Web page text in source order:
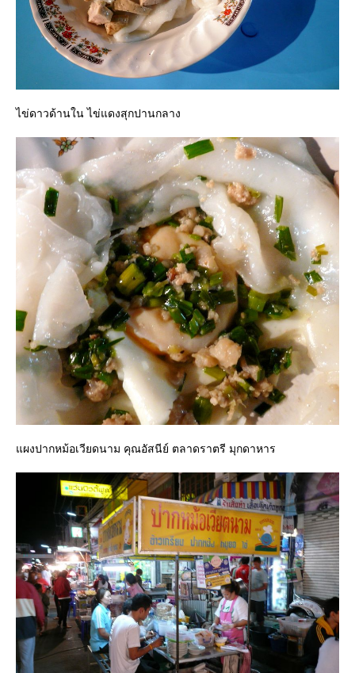
ไข่ดาวด้านใน ไข่แดงสุกปานกลาง
ผงปากหม้อเวียดนาม คุณอัสนีย์ ตลาดราตรี มุกดาหาร